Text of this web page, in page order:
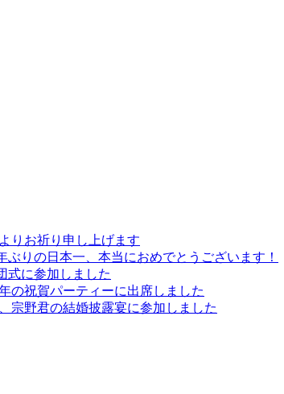
りお祈り申し上げます
ぶりの日本一、本当におめでとうございます！
式に参加しました
の祝賀パーティーに出席しました
宗野君の結婚披露宴に参加しました